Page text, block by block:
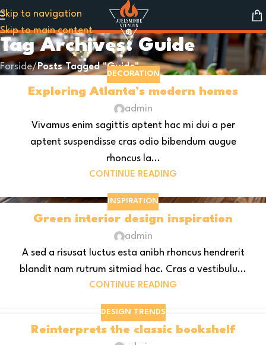
Skip to navigation
Skip to main content
Tag Archives: Guide
Forside/Posts Tagged "Guide"
DECORATION
Exploring Atlanta’s modern homes
admin
Vivamus enim sagittis aptent hac mi dui a per
aptent suspendisse cras odio bibendum augue
rhoncus la...
CONTINUE READING
INSPIRATION
Green interior design inspiration
admin
A sed a risusat luctus esta anibh rhoncus hendrerit
blandit nam rutrum sitmiad hac. Cras a vestibulu...
CONTINUE READING
DESIGN TRENDS
Reinterprets the classic bookshelf